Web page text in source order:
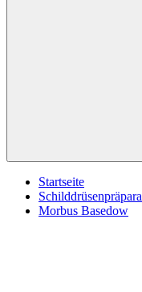
Startseite
Morbus Basedow